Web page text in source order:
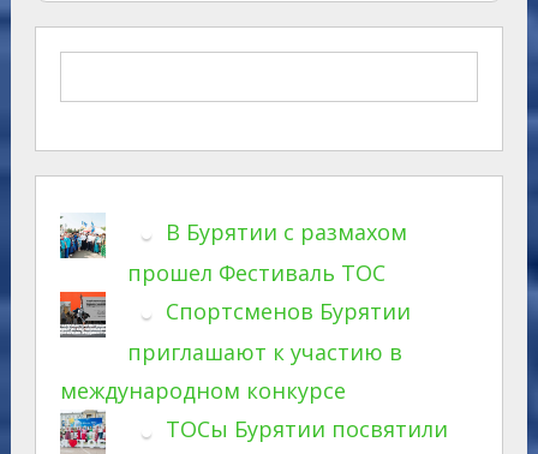
В Бурятии с размахом
прошел Фестиваль ТОС
Спортсменов Бурятии
приглашают к участию в
международном конкурсе
ТОСы Бурятии посвятили